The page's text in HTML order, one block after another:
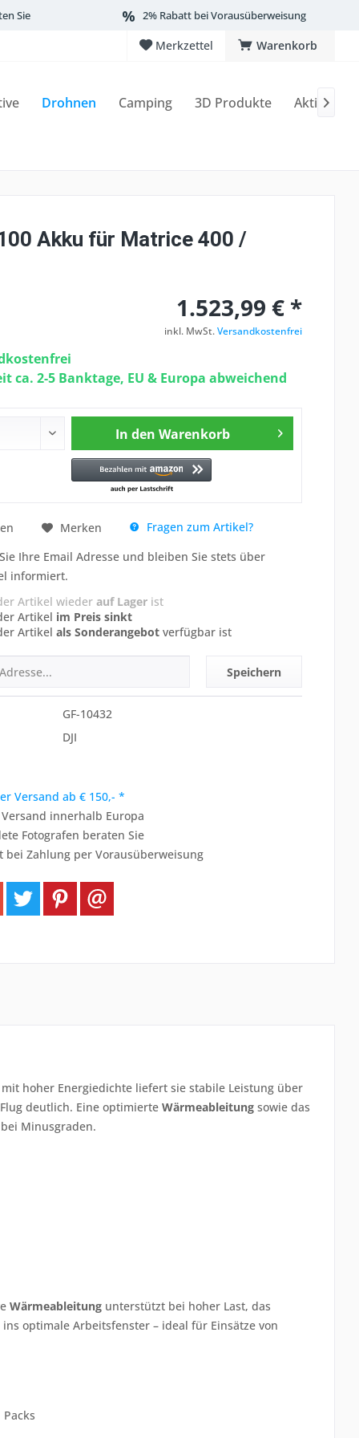
Sie 2% Rabatt bei Vorausüberweisung
Warenkorb
Merkzettel
Drohnen Camping 3D Produkte Aktionen

Akku für Matrice 400 /
1.523,99 € *
inkl. MwSt.Versandkostenfrei
ca. 2-5 Banktage, EU & Europa abweichend
In den Warenkorb
Merken
Fragen zum Artikel?
Ihre Email Adresse und bleiben Sie stets über
informiert.
Artikel wieder auf Lagerist
Artikel im Preis sinkt
Artikel als Sonderangebotverfügbar ist
Speichern
GF-10432
DJI
Versand ab € 150,- *
innerhalb Europa
Fotografen beraten Sie
bei Zahlung per Vorausüberweisung
hoher Energiedichte liefert sie stabile Leistung über
deutlich. Eine optimierte Wärmeableitung sowie das
Minusgraden.
Wärmeableitung unterstützt bei hoher Last, das
optimale Arbeitsfenster – ideal für Einsätze von